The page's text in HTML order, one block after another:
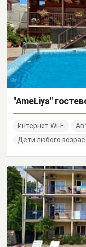
"AmeLiya"
Интернет Wi-Fi
Дети любого